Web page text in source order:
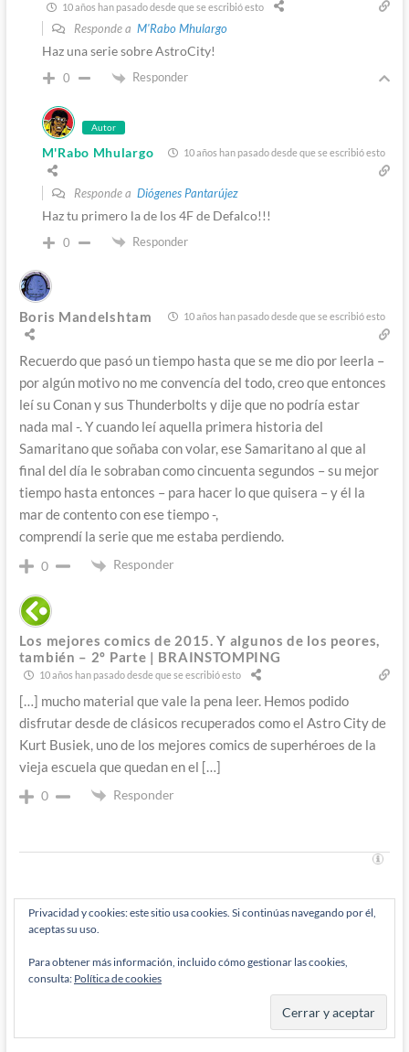
10 años han pasado desde que se escribió esto
Responde a M'Rabo Mhulargo
Haz una serie sobre AstroCity!
0 Responder
Autor
M'Rabo Mhulargo 10 años han pasado desde que se escribió esto
Responde a Diógenes Pantarújez
Haz tu primero la de los 4F de Defalco!!!
0 Responder
Boris Mandelshtam 10 años han pasado desde que se escribió esto
Recuerdo que pasó un tiempo hasta que se me dio por leerla –
por algún motivo no me convencía del todo, creo que entonces
leí su Conan y sus Thunderbolts y dije que no podría estar
nada mal -. Y cuando leí aquella primera historia del
Samaritano que soñaba con volar, ese Samaritano al que al
final del día le sobraban como cincuenta segundos – su mejor
tiempo hasta entonces – para hacer lo que quisera – y él la
mar de contento con ese tiempo -,
comprendí la serie que me estaba perdiendo.
0 Responder
Los mejores comics de 2015. Y algunos de los peores,
también – 2º Parte | BRAINSTOMPING
10 años han pasado desde que se escribió esto
[…] mucho material que vale la pena leer. Hemos podido
disfrutar desde de clásicos recuperados como el Astro City de
Kurt Busiek, uno de los mejores comics de superhéroes de la
vieja escuela que quedan en el […]
0 Responder
Navegación
de
entradas
AnteriorEntrada
Chris Claremont y John Byrne llego el exito
¿De dónde ha salido este huevo chino?: Historia del peligro
Privacidad y cookies: este sitio usa cookies. Si continúas navegando por él,
aceptas su uso.
Para obtener más información, incluido cómo gestionar las cookies,
consulta: Política de cookies